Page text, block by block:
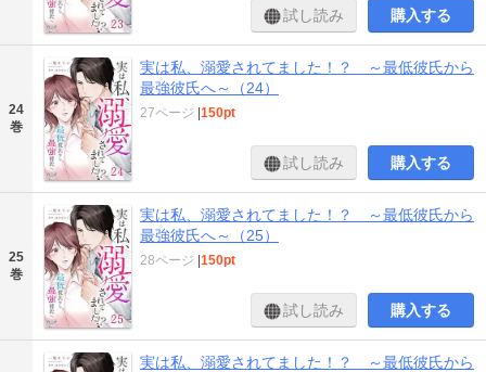
試し読み 購入する
24
巻
実は私、溺愛されてました！？ ～最低彼氏から
最強彼氏へ～（24）
27ページ 150pt
試し読み 購入する
25
巻
実は私、溺愛されてました！？ ～最低彼氏から
最強彼氏へ～（25）
28ページ 150pt
試し読み 購入する
実は私、溺愛されてました！？ ～最低彼氏から